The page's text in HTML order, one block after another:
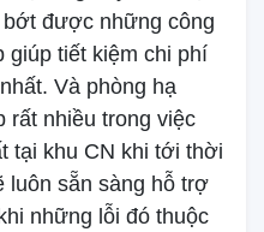
được những công
giúp tiết kiệm chi phí
Và phòng hạ
rất nhiều trong việc
tại khu CN khi tới thời
luôn sẵn sàng hỗ trợ
những lỗi đó thuộc